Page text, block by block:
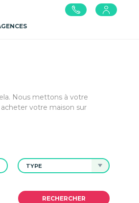
Nous mettons à votre
votre maison sur
TYPE